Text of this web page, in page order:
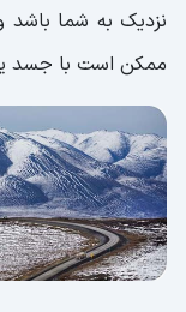
نزدیک به شما باشد
ممکن است با جسد